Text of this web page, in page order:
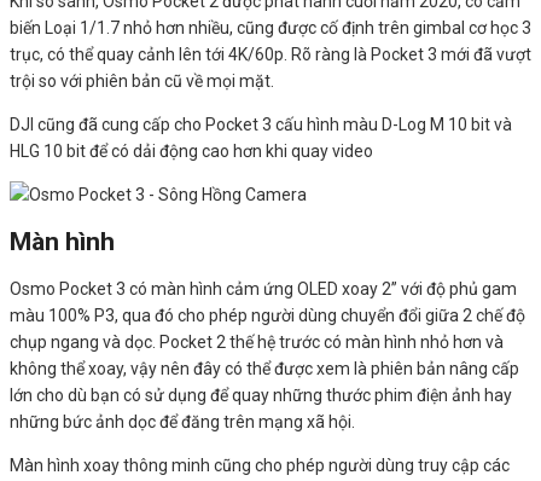
biến Loại 1/1.7 nhỏ hơn nhiều, cũng được cố định trên gimbal cơ học 3
trục, có thể quay cảnh lên tới 4K/60p. Rõ ràng là Pocket 3 mới đã vượt
trội so với phiên bản cũ về mọi mặt.
DJI cũng đã cung cấp cho Pocket 3 cấu hình màu D-Log M 10 bit và
HLG 10 bit để có dải động cao hơn khi quay video
Màn hình
Osmo Pocket 3 có màn hình cảm ứng OLED xoay 2” với độ phủ gam
màu 100% P3, qua đó cho phép người dùng chuyển đổi giữa 2 chế độ
chụp ngang và dọc. Pocket 2 thế hệ trước có màn hình nhỏ hơn và
không thể xoay, vậy nên đây có thể được xem là phiên bản nâng cấp
lớn cho dù bạn có sử dụng để quay những thước phim điện ảnh hay
những bức ảnh dọc để đăng trên mạng xã hội.
Màn hình xoay thông minh cũng cho phép người dùng truy cập các